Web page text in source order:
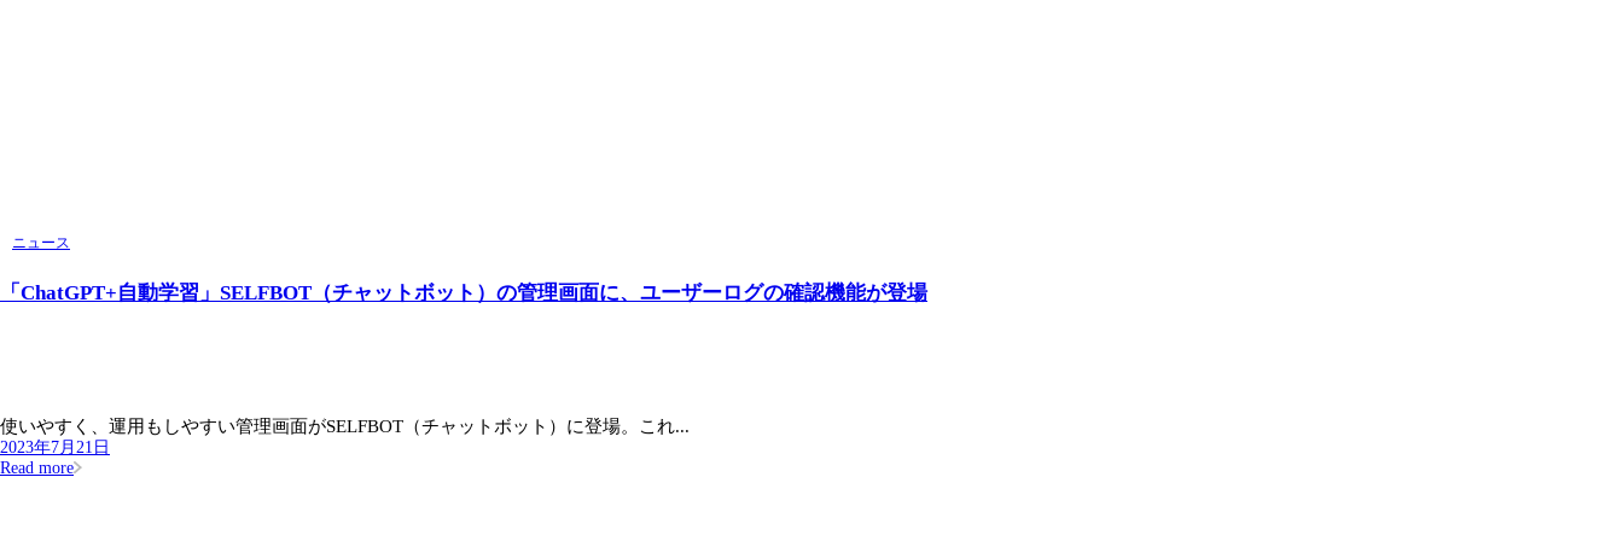
ニュース
「ChatGPT+自動学習」SELFBOT（チャットボット）の管理画面に、ユーザーログの確認機能が登場
使いやすく、運用もしやすい管理画面がSELFBOT（チャットボット）に登場。これ...
2023年7月21日
Read more